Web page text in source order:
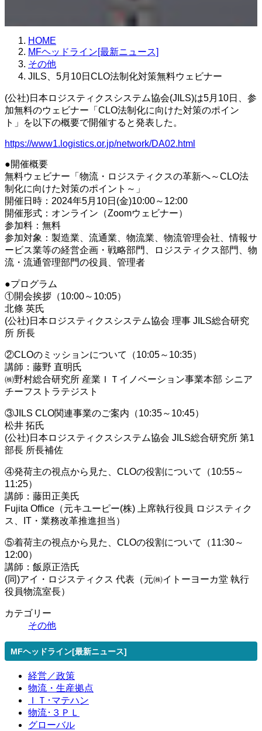
HOME
MFヘッドライン[最新ニュース]
その他
JILS、5月10日CLO法制化対策無料ウェビナー
(公社)日本ロジスティクスシステム協会(JILS)は5月10日、参
加無料のウェビナー「CLO法制化に向けた対策のポイン
ト」を以下の概要で開催すると発表した。
https://www1.logistics.or.jp/network/DA02.html
●開催概要
無料ウェビナー「物流・ロジスティクスの革新へ～CLO法
制化に向けた対策のポイント～」
開催日時：2024年5月10日(金)10:00～12:00
開催形式：オンライン（Zoomウェビナー）
参加料：無料
参加対象：製造業、流通業、物流業、物流管理会社、情報サ
ービス業等の経営企画・戦略部門、ロジスティクス部門、物
流・流通管理部門の役員、管理者
●プログラム
①開会挨拶（10:00～10:05）
北條 英氏
(公社)日本ロジスティクスシステム協会 理事 JILS総合研究
所 所長
②CLOのミッションについて（10:05～10:35）
講師：藤野 直明氏
㈱野村総合研究所 産業ＩＴイノベーション事業本部 シニア
チーフストラテジスト
③JILS CLO関連事業のご案内（10:35～10:45）
松井 拓氏
(公社)日本ロジスティクスシステム協会 JILS総合研究所 第1
部長 所長補佐
④発荷主の視点から見た、CLOの役割について（10:55～
11:25）
講師：藤田正美氏
Fujita Office（元キユーピー(株) 上席執行役員 ロジスティク
ス、IT・業務改革推進担当）
⑤着荷主の視点から見た、CLOの役割について（11:30～
12:00）
講師：飯原正浩氏
(同)アイ・ロジスティクス 代表（元㈱イトーヨーカ堂 執行
役員物流室長）
カテゴリー
その他
MFヘッドライン[最新ニュース]
経営／政策
物流・生産拠点
ＩＴ･マテハン
物流･３ＰＬ
グローバル